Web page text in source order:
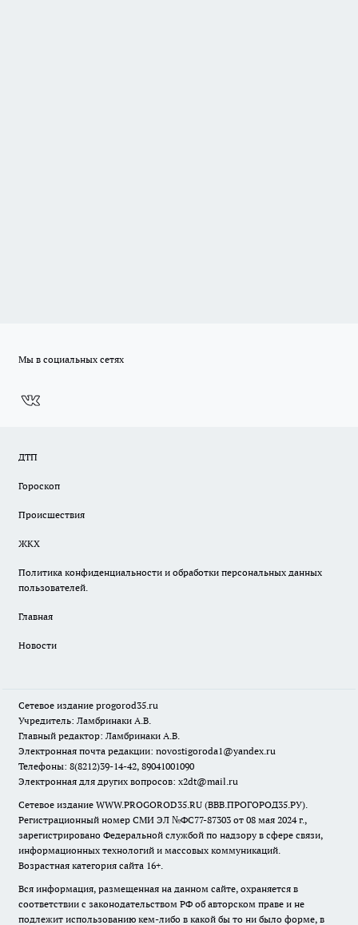
Мы в социальных сетях
ДТП
Гороскоп
Происшествия
ЖКХ
Политика конфиденциальности и обработки персональных данных
пользователей.
Главная
Новости
Сетевое издание progorod35.ru
Учредитель: Ламбринаки А.В.
Главный редактор: Ламбринаки А.В.
Электронная почта редакции: novostigoroda1@yandex.ru
Телефоны: 8(8212)39-14-42, 89041001090
Электронная для других вопросов: x2dt@mail.ru
Сетевое издание WWW.PROGOROD35.RU (ВВВ.ПРОГОРОД35.РУ).
Регистрационный номер СМИ ЭЛ №ФС77-87303 от 08 мая 2024 г.,
зарегистрировано Федеральной службой по надзору в сфере связи,
информационных технологий и массовых коммуникаций.
Возрастная категория сайта 16+.
Вся информация, размещенная на данном сайте, охраняется в
соответствии с законодательством РФ об авторском праве и не
подлежит использованию кем-либо в какой бы то ни было форме, в